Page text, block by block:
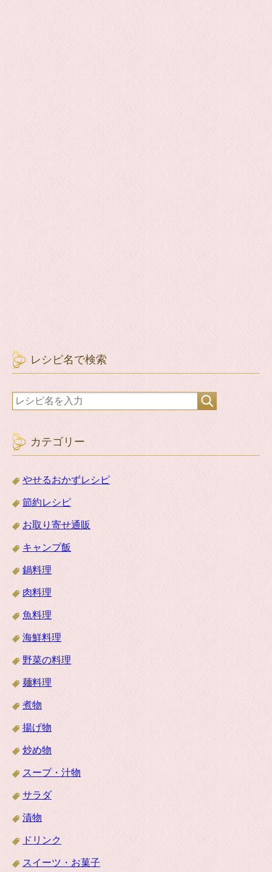
レシピ名で検索
カテゴリー
やせるおかずレシピ
節約レシピ
お取り寄せ通販
キャンプ飯
鍋料理
肉料理
魚料理
海鮮料理
野菜の料理
麺料理
煮物
揚げ物
炒め物
スープ・汁物
サラダ
漬物
ドリンク
スイーツ・お菓子